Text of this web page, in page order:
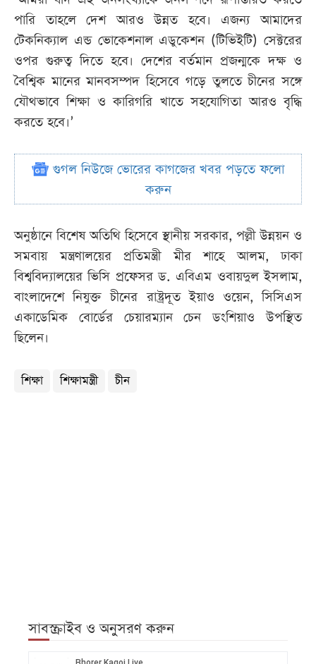
পারি তাহলে দেশ আরও উন্নত হবে। এজন্য আমাদের
টেকনিক্যাল এন্ড ভোকেশনাল এডুকেশন (টিভিইটি) সেক্টরের
ওপর গুরুত্ব দিতে হবে। দেশের বর্তমান প্রজন্মকে দক্ষ ও
বৈশ্বিক মানের মানবসম্পদ হিসেবে গড়ে তুলতে চীনের সঙ্গে
যৌথভাবে শিক্ষা ও কারিগরি খাতে সহযোগিতা আরও বৃদ্ধি
করতে হবে।’
গুগল নিউজে ভোরের কাগজের খবর পড়তে ফলো
করুন
অনুষ্ঠানে বিশেষ অতিথি হিসেবে স্থানীয় সরকার, পল্লী উন্নয়ন ও
সমবায় মন্ত্রণালয়ের প্রতিমন্ত্রী মীর শাহে আলম, ঢাকা
বিশ্ববিদ্যালয়ের ভিসি প্রফেসর ড. এবিএম ওবায়দুল ইসলাম,
বাংলাদেশে নিযুক্ত চীনের রাষ্ট্রদূত ইয়াও ওয়েন, সিসিএস
একাডেমিক বোর্ডের চেয়ারম্যান চেন ডংশিয়াও উপস্থিত
ছিলেন।
শিক্ষা শিক্ষামন্ত্রী চীন
সাবস্ক্রাইব ও অনুসরণ করুন